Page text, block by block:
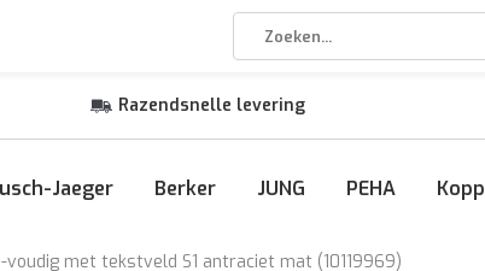
Razendsnelle levering
Jaeger Berker JUNG PEHA Kopp
voudig met tekstveld S1 antraciet mat (10119969)